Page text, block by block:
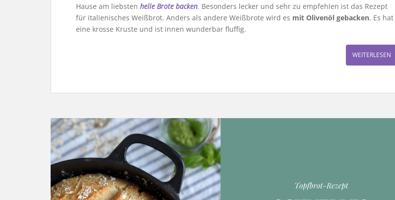
Hause am liebsten helle Brote backen. Besonders lecker und sehr zu empfehlen ist das Rezept
für italienisches Weißbrot. Anders als andere Weißbrote wird es mit Olivenöl gebacken. Es hat
eine krosse Kruste und ist innen wunderbar fluffig.
WEITERLESEN